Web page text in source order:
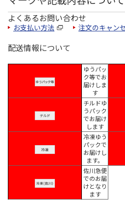
よくあるお問い合わせ
お支払い方法 注文のキャン
配送情報について
ゆうパッ
ク等でお
届けしま
す
チルドゆ
うパック
でお届け
します
冷凍ゆう
パックで
お届けし
ます。
佐川急便
でのお届
けとなり
ます